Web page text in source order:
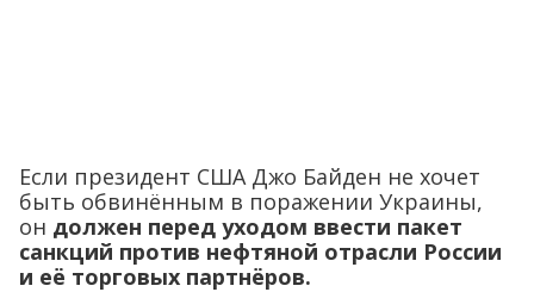
Если президент США Джо Байден не хочет
быть обвинённым в поражении Украины,
он должен перед уходом ввести пакет
санкций против нефтяной отрасли России
и её торговых партнёров.